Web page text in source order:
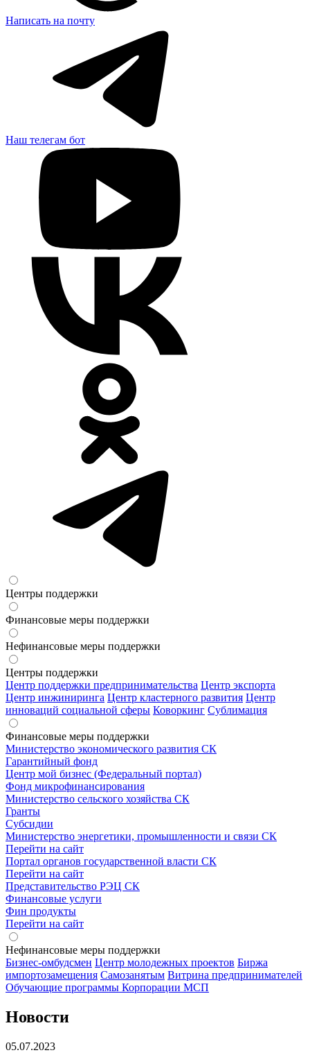
Написать на почту
Наш телегам бот
Центры поддержки
Финансовые меры поддержки
Нефинансовые меры поддержки
Центры поддержки
Центр поддержки предпринимательства Центр экспорта
Центр инжиниринга Центр кластерного развития Центр
инноваций социальной сферы Коворкинг Сублимация
Финансовые меры поддержки
Министерство экономического развития СК
Гарантийный фонд
Центр мой бизнес (Федеральный портал)
Фонд микрофинансирования
Министерство сельского хозяйства СК
Гранты
Субсидии
Министерство энергетики, промышленности и связи СК
Перейти на сайт
Портал органов государственной власти СК
Перейти на сайт
Представительство РЭЦ СК
Финансовые услуги
Фин продукты
Перейти на сайт
Нефинансовые меры поддержки
Бизнес-омбудсмен Центр молодежных проектов Биржа
импортозамещения Cамозанятым Витрина предпринимателей
Обучающие программы Корпорации МСП
Новости
05.07.2023